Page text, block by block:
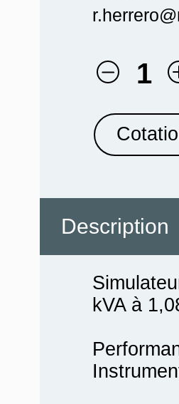
1
Description
kVA à